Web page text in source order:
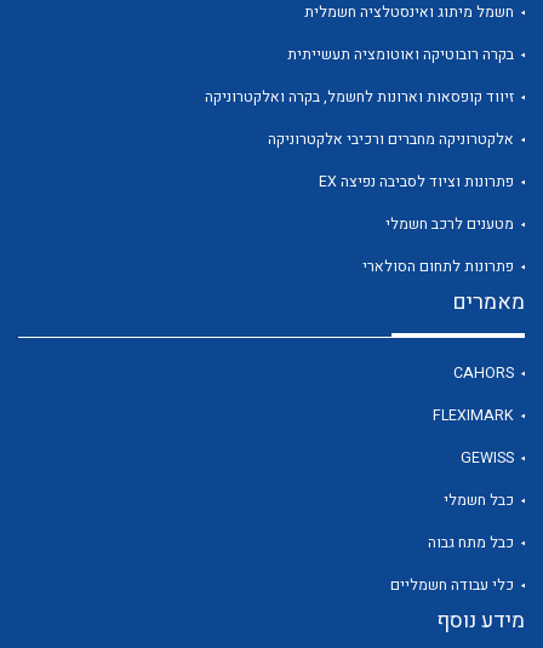
לכל מוצרי היצרן
חשמל מיתוג ואינסטלציה חשמלית
בקרה רובוטיקה ואוטומציה תעשייתית
זיווד קופסאות וארונות לחשמל, בקרה ואלקטרוניקה
אלקטרוניקה מחברים ורכיבי אלקטרוניקה
פתרונות וציוד לסביבה נפיצה EX
מטענים לרכב חשמלי
פתרונות לתחום הסולארי
מאמרים
CAHORS
FLEXIMARK
GEWISS
כבל חשמלי
כבל מתח גבוה
כלי עבודה חשמליים
מידע נוסף